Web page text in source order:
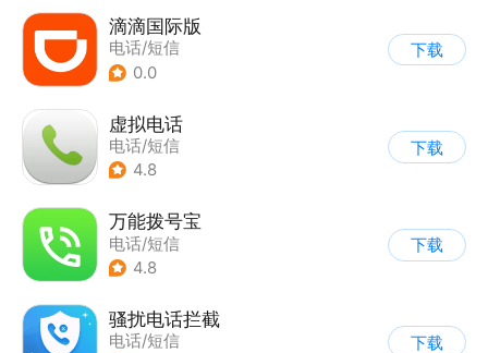
滴滴国际版
电话/短信
0.0
下载
虚拟电话
电话/短信
4.8
下载
万能拨号宝
电话/短信
4.8
下载
骚扰电话拦截
电话/短信
下载